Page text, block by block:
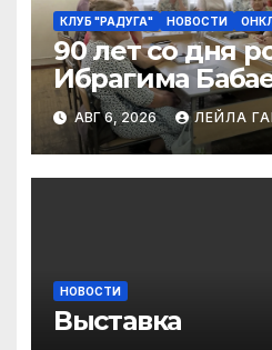
КЛУБ "РАДУГА" НОВОСТИ
90 лет со дня
Ибрагима
АВГ 6, 2026 ЛЕЙЛА
НОВОСТИ
Выставка